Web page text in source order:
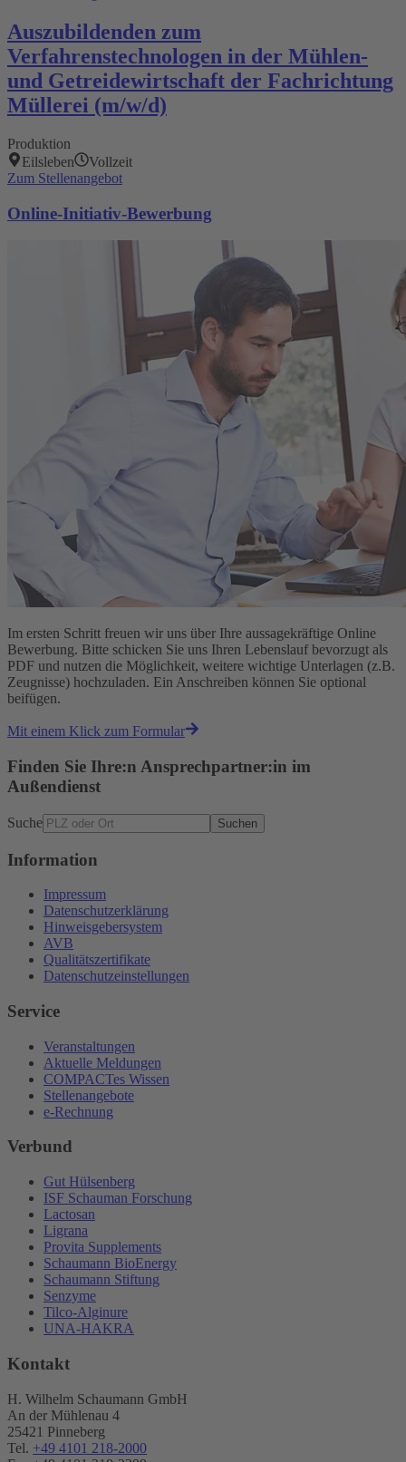
Auszubildenden zum
Verfahrenstechnologen in der Mühlen-
und Getreidewirtschaft der Fachrichtung
Müllerei (m/w/d)
Produktion
Eilsleben
Vollzeit
Zum Stellenangebot
Online-Initiativ-Bewerbung
Im ersten Schritt freuen wir uns über Ihre aussagekräftige Online
Bewerbung. Bitte schicken Sie uns Ihren Lebenslauf bevorzugt als
PDF und nutzen die Möglichkeit, weitere wichtige Unterlagen (z.B.
Zeugnisse) hochzuladen. Ein Anschreiben können Sie optional
beifügen.
Mit einem Klick zum Formular
Finden Sie Ihre:n Ansprechpartner:in im
Außendienst
Suche Suchen
Information
Impressum
Datenschutzerklärung
Hinweisgebersystem
AVB
Qualitätszertifikate
Datenschutzeinstellungen
Service
Veranstaltungen
Aktuelle Meldungen
COMPACTes Wissen
Stellenangebote
e-Rechnung
Verbund
Gut Hülsenberg
ISF Schauman Forschung
Lactosan
Ligrana
Provita Supplements
Schaumann BioEnergy
Schaumann Stiftung
Senzyme
Tilco-Alginure
UNA-HAKRA
Kontakt
H. Wilhelm Schaumann GmbH
An der Mühlenau 4
25421 Pinneberg
Tel. +49 4101 218-2000